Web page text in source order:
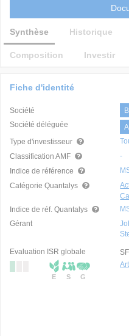
Synthèse Historique
Composition Investir
Fiche d'identité
Société
Société déléguée
Type d'investisseur
Classification AMF
-
Indice de référence
Catégorie Quantalys
Indice de réf. Quantalys
Gérant
Evaluation ISR globale
E S G